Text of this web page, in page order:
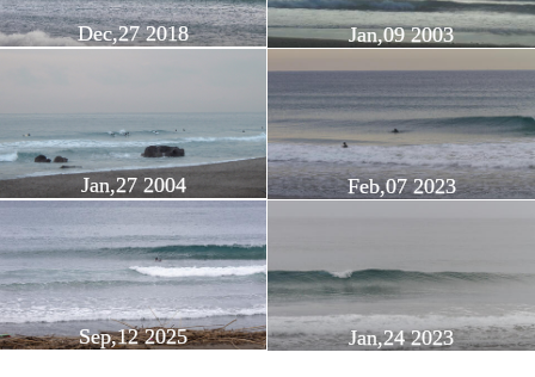
Dec,27 2018 Jan,09 2003
Jan,27 2004 Feb,07 2023
Sep,12 2025 Jan,24 2023